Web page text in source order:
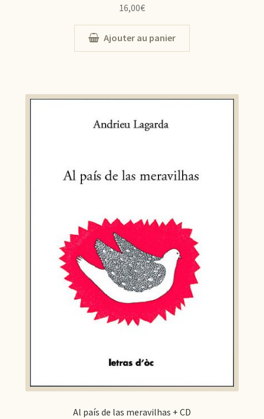
16,00€
Ajouter au panier
Al país de las meravilhas + CD